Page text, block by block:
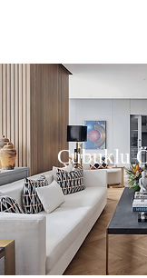
Çubuklu